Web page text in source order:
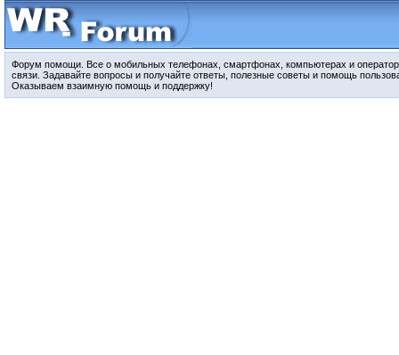
Форум помощи. Все о мобильных телефонах, смартфонах, компьютерах и
связи. Задавайте вопросы и получайте ответы, полезные советы и помощь
Оказываем взаимную помощь и поддержку!